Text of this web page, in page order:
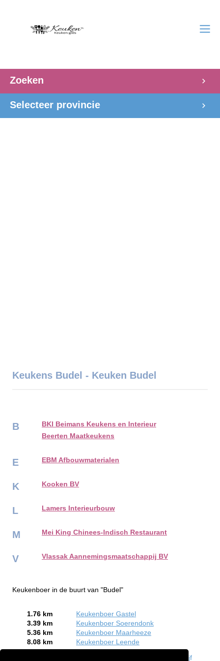
Zoeken
Selecteer provincie
Keukens Budel - Keuken Budel
B
BKI Beimans Keukens en Interieur
Beerten Maatkeukens
E EBM Afbouwmaterialen
K Kooken BV
L Lamers Interieurbouw
M Mei King Chinees-Indisch Restaurant
V Vlassak Aannemingsmaatschappij BV
Keukenboer in de buurt van "Budel"
1.76 km
Keukenboer Gastel
3.39 km
Keukenboer Soerendonk
5.36 km
Keukenboer Maarheeze
8.08 km
Keukenboer Leende
Meld een bedrijf